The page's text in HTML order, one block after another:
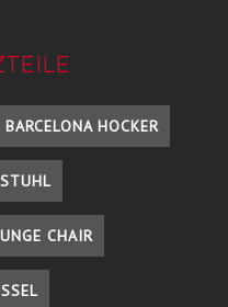
BARCELONA HOCKER
CHAIR